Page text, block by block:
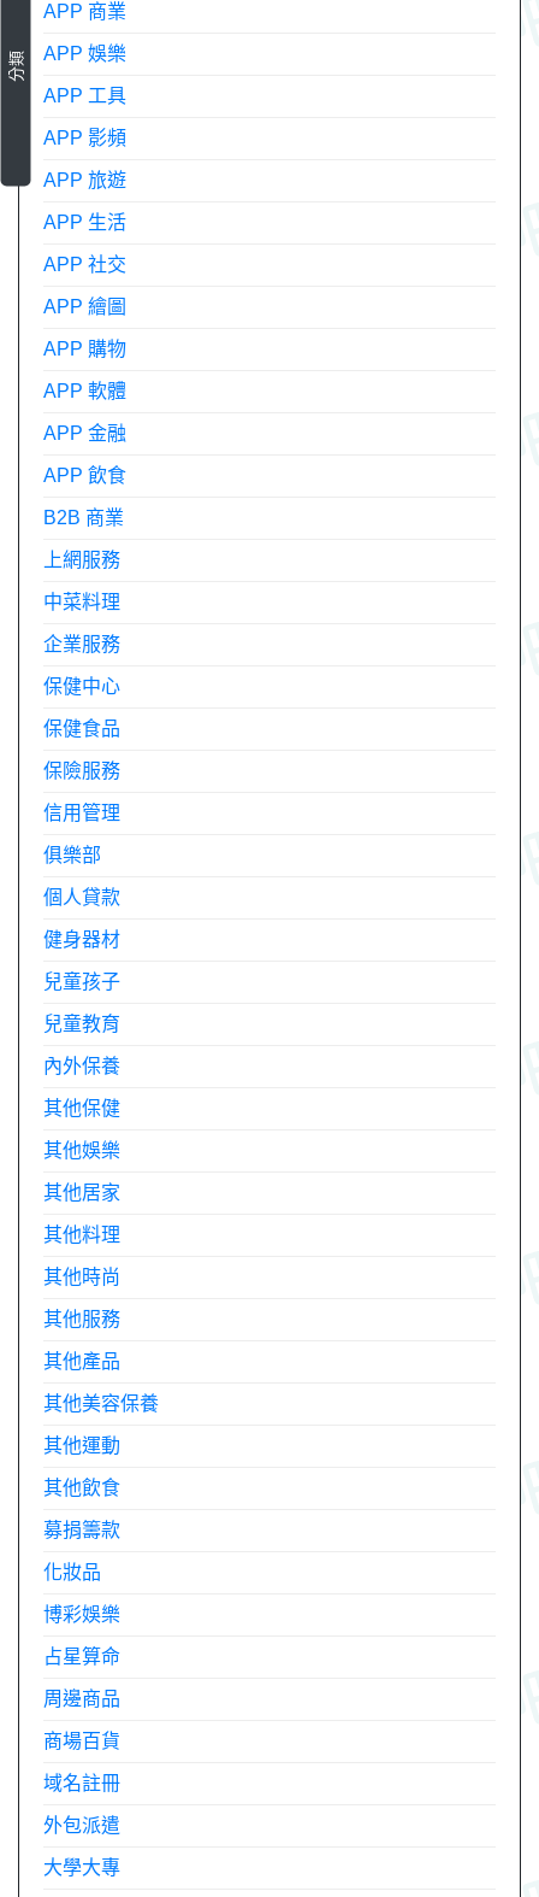
分類
APP 商業
APP 娛樂
APP 工具
APP 影頻
APP 旅遊
APP 生活
APP 社交
APP 繪圖
APP 購物
APP 軟體
APP 金融
APP 飲食
B2B 商業
上網服務
中菜料理
企業服務
保健中心
保健食品
保險服務
信用管理
俱樂部
個人貸款
健身器材
兒童孩子
兒童教育
內外保養
其他保健
其他娛樂
其他居家
其他料理
其他時尚
其他服務
其他產品
其他美容保養
其他運動
其他飲食
募捐籌款
化妝品
博彩娛樂
占星算命
周邊商品
商場百貨
域名註冊
外包派遣
大學大專